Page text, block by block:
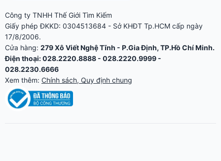
Công ty TNHH Thế Giới Tìm Kiếm
Giấy phép ĐKKD: 0304513684 - Sở KHĐT Tp.HCM cấp ngày
17/8/2006.
Cửa hàng: 279 Xô Viết Nghệ Tĩnh - P.Gia Định, TP.Hồ Chí Minh.
Điện thoại: 028.2220.8888 - 028.2220.9999 -
028.2230.6666
Xem thêm: Chính sách, Quy định chung